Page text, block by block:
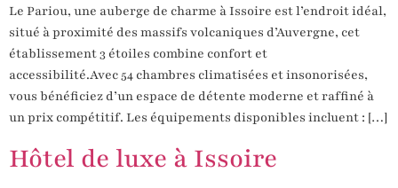
Le Pariou, une auberge de charme à Issoire est l’endroit idéal,
situé à proximité des massifs volcaniques d’Auvergne, cet
établissement 3 étoiles combine confort et
accessibilité.Avec 54 chambres climatisées et insonorisées,
vous bénéficiez d’un espace de détente moderne et raffiné à
un prix compétitif. Les équipements disponibles incluent : […]
Hôtel de luxe à Issoire